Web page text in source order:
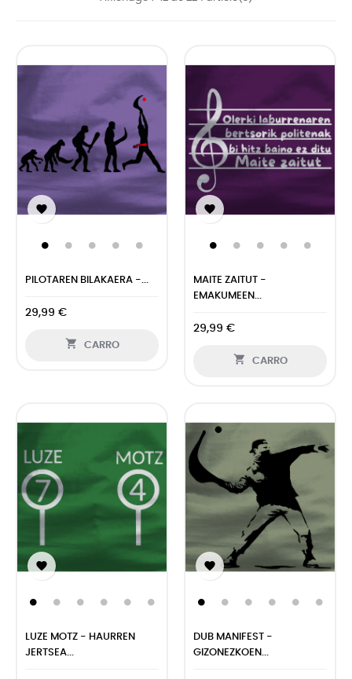

PILOTAREN BILAKAERA -...
29,99 €
 CARRO

MAITE ZAITUT -
EMAKUMEEN...
29,99 €
 CARRO

LUZE MOTZ - HAURREN
JERTSEA...

DUB MANIFEST -
GIZONEZKOEN...